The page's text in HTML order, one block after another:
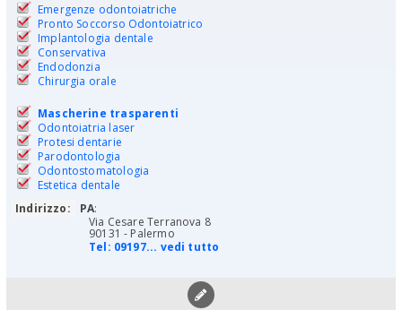
Emergenze odontoiatriche
Pronto Soccorso Odontoiatrico
Implantologia dentale
Conservativa
Endodonzia
Chirurgia orale
Mascherine trasparenti
Odontoiatria laser
Protesi dentarie
Parodontologia
Odontostomatologia
Estetica dentale
Indirizzo:
PA:
Via Cesare Terranova 8
90131 - Palermo
Tel: 09197... vedi tutto